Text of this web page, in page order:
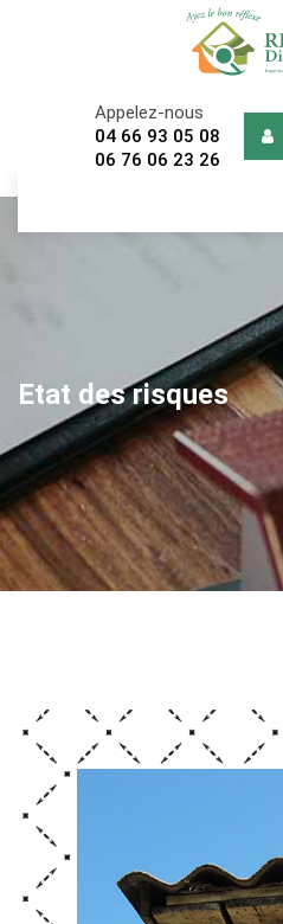
Appelez-nous
04 66 93 05 08
06 76 06 23 26
Etat des risques